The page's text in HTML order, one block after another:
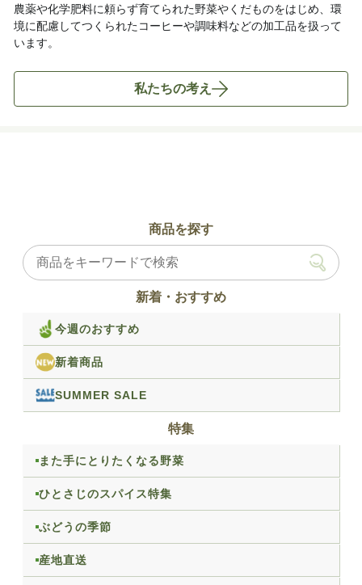
農薬や化学肥料に頼らず育てられた野菜やくだものをはじめ、環
境に配慮してつくられたコーヒーや調味料などの加工品を扱って
います。
私たちの考え
商品を探す
新着・おすすめ
今週のおすすめ
新着商品
SUMMER SALE
特集
また手にとりたくなる野菜
ひとさじのスパイス特集
ぶどうの季節
産地直送